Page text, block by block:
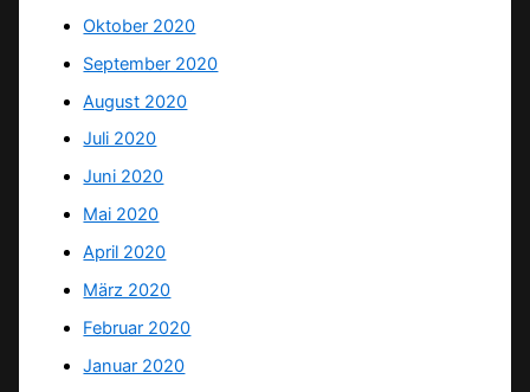
Oktober 2020
September 2020
August 2020
Juli 2020
Juni 2020
Mai 2020
April 2020
März 2020
Februar 2020
Januar 2020